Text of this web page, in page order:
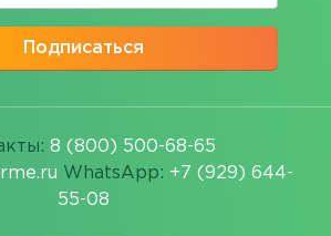
Подписаться
8 (800) 500-68-65
WhatsApp: +7 (929) 644-
55-08